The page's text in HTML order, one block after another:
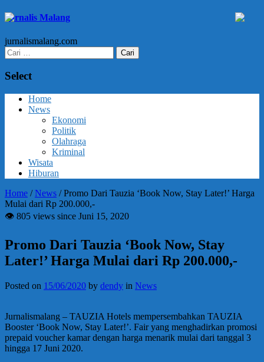
Jurnalis Malang
jurnalismalang.com
Cari
untuk:
Select
Home
News
Ekonomi
Politik
Olahraga
Kriminal
Wisata
Hiburan
Home /News /Promo Dari Tauzia ‘Book Now, Stay Later!’ Harga
Mulai dari Rp 200.000,-
👁 805 views since Juni 15, 2020
Promo Dari Tauzia ‘Book Now, Stay
Later!’ Harga Mulai dari Rp 200.000,-
Posted on 15/06/2020 by dendy in News
Jurnalismalang – TAUZIA Hotels mempersembahkan TAUZIA
Booster ‘Book Now, Stay Later!’. Fair yang menghadirkan promosi
prepaid voucher kamar dengan harga menarik mulai dari tanggal 3
hingga 17 Juni 2020.